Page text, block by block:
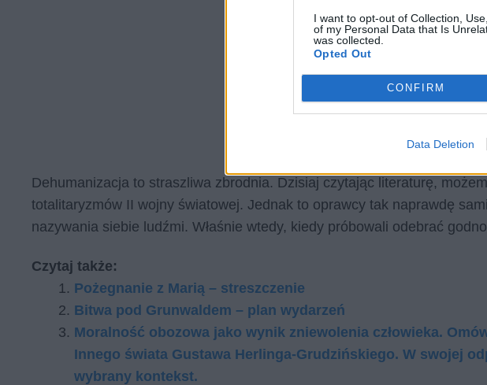
I want to opt-out of Collection,
of my Personal Data that Is
was collected.
Opted Out
CONFIRM
Data Deletion
Dehumanizacja to straszliwa zbrodnia. Dzisiaj czytając literaturę,
totalitaryzmów II wojny światowej. Jednak to oprawcy tak naprawdę
nazywania siebie ludźmi. Właśnie wtedy, kiedy próbowali odebrać
Czytaj także:
Pożegnanie z Marią – streszczenie
Bitwa pod Grunwaldem – plan wydarzeń
Moralność obozowa jako wynik zniewolenia człowieka.
Innego świata Gustawa Herlinga-Grudzińskiego. W swojej
wybrany kontekst.